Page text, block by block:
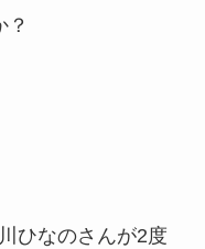
？
ひなのさんが2度